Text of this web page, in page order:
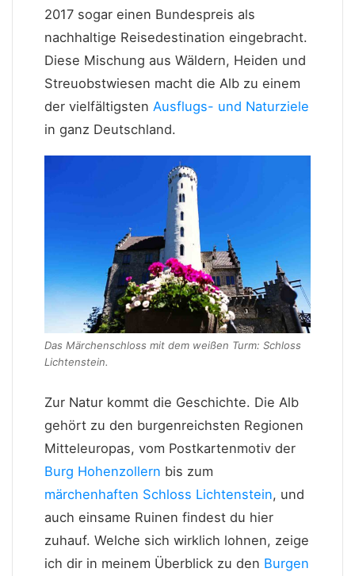
2017 sogar einen Bundespreis als
nachhaltige Reisedestination eingebracht.
Diese Mischung aus Wäldern, Heiden und
Streuobstwiesen macht die Alb zu einem
der vielfältigsten Ausflugs- und Naturziele
in ganz Deutschland.
Das Märchenschloss mit dem weißen Turm: Schloss
Lichtenstein.
Zur Natur kommt die Geschichte. Die Alb
gehört zu den burgenreichsten Regionen
Mitteleuropas, vom Postkartenmotiv der
Burg Hohenzollern bis zum
märchenhaften Schloss Lichtenstein, und
auch einsame Ruinen findest du hier
zuhauf. Welche sich wirklich lohnen, zeige
ich dir in meinem Überblick zu den Burgen